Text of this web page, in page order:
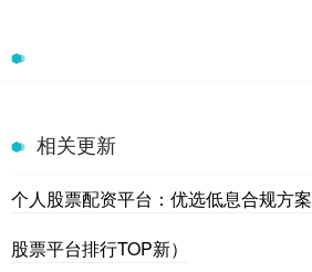
相关更新
个人股票配资平台：优选低息合规方案
股票平台排行TOP新）